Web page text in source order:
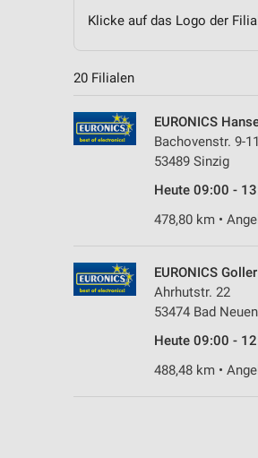
Klicke auf das Logo der
20 Filialen
EURONICS
Bachovenstr. 9-11
53489 Sinzig
Heute 09:00 -
478,80 km •
EURONICS
Ahrhutstr. 22
53474 Bad
Heute 09:00 -
488,48 km •